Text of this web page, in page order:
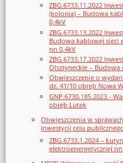
ZBG.6733.11.2022
(kolonia) – Budowa
0,4kV
ZBG.6733.13.2022
Budowa kablowej sieci
nn 0,4kV
ZBG.6733.17.2022
Olsztyneckie – Budowa
Obwieszczenie o
dz. 41/10 obręb Nowa
GNP.6730.185.2023 -
obręb Lutek
Obwieszczenia w
inwestycji celu
ZBG.6733.1.2024 –
elektroenergetycznej